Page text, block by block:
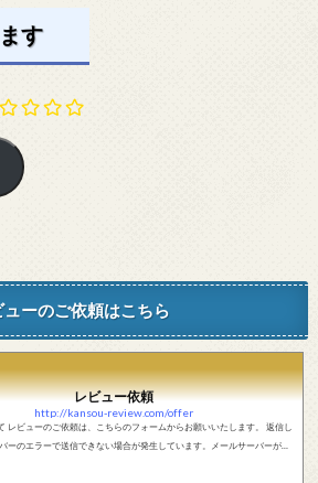
す
ューのご依頼はこちら
レビュー依頼
http://kansou-review.com/offer
し
ーのエラーで送信できない場合が発生しています。メールサーバーが正